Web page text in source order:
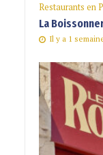
Restaurants en
La
Il y a 1